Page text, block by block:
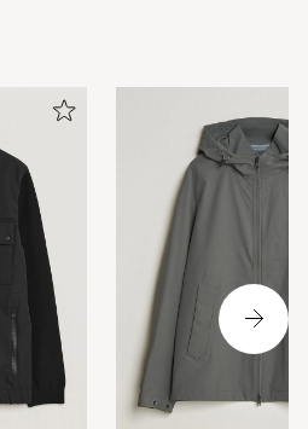
edelleen klassisten
valmistajana.